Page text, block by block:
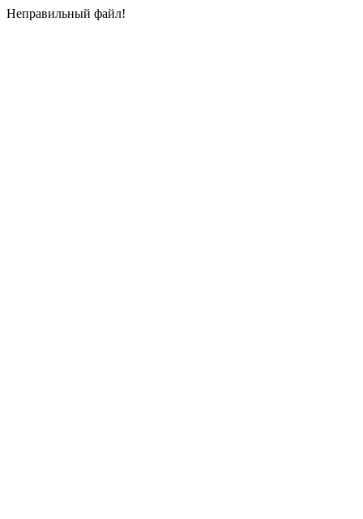
Неправильный файл!